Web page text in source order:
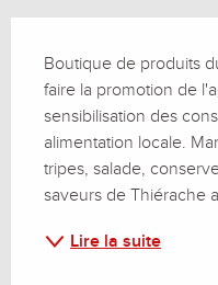
Boutique de produits
faire la promotion de
sensibilisation des
alimentation locale.
tripes, salade,
saveurs de Thiérache
Lire la suite